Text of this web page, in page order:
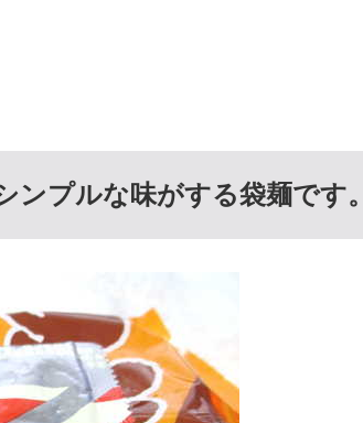
ンプルな味がする袋麺です。